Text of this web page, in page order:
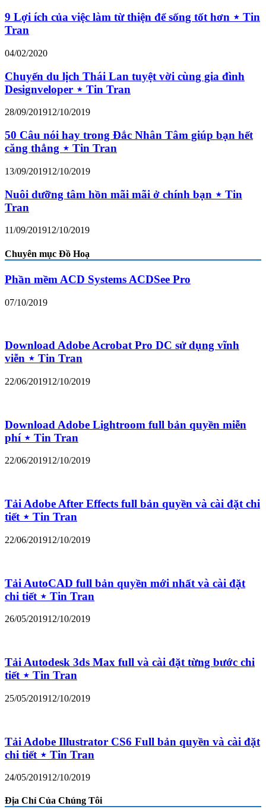
9 Lợi ích của việc làm từ thiện để sống tốt hơn ⋆ Tin
Tran
04/02/2020
Chuyến du lịch Thái Lan tuyệt vời cùng gia đình
Designveloper ⋆ Tin Tran
28/09/201912/10/2019
50 Câu nói hay trong Đắc Nhân Tâm giúp bạn hết
căng thẳng ⋆ Tin Tran
13/09/201912/10/2019
Nuôi dưỡng tâm hồn mãi mãi ở chính bạn ⋆ Tin
Tran
11/09/201912/10/2019
Chuyên mục Đồ Hoạ
Phần mềm ACD Systems ACDSee Pro
07/10/2019
Download Adobe Acrobat Pro DC sử dụng vĩnh
viễn ⋆ Tin Tran
22/06/201912/10/2019
Download Adobe Lightroom full bản quyền miễn
phí ⋆ Tin Tran
22/06/201912/10/2019
Tải Adobe After Effects full bản quyền và cài đặt chi
tiết ⋆ Tin Tran
22/06/201912/10/2019
Tải AutoCAD full bản quyền mới nhất và cài đặt
chi tiết ⋆ Tin Tran
26/05/201912/10/2019
Tải Autodesk 3ds Max full và cài đặt từng bước chi
tiết ⋆ Tin Tran
25/05/201912/10/2019
Tải Adobe Illustrator CS6 Full bản quyền và cài đặt
chi tiết ⋆ Tin Tran
24/05/201912/10/2019
Địa Chỉ Của Chúng Tôi